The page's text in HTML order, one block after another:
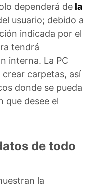
dependerá de la
usuario; debido a
indicada por el
tendrá
interna. La PC
carpetas, así
donde se pueda
que desee el
de todo
la